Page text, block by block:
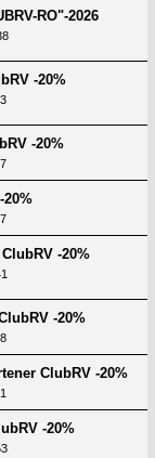
RO"-2026
-20%
-20%
20%
-20%
-20%
ClubRV -20%
-20%